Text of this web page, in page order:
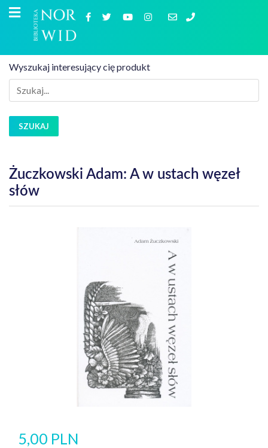
Wyszukaj interesujący cię produkt
SZUKAJ
Żuczkowski Adam: A w ustach węzeł
słów
5,00 PLN